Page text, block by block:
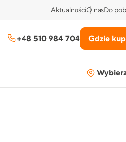
AktualnościO nasDo
+48 510 984 704 Gdzie